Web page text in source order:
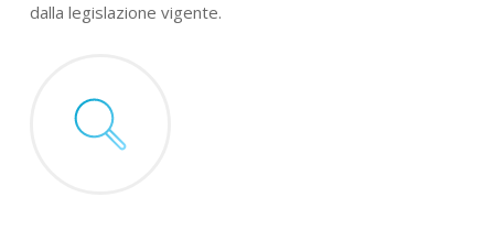
dalla legislazione vigente.